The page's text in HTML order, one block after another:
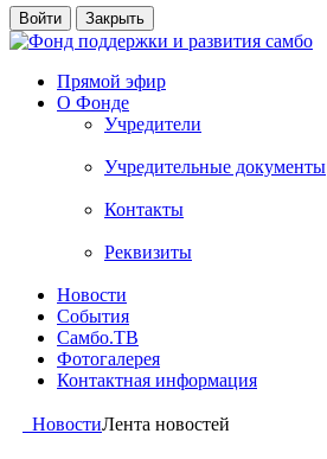
Прямой эфир
О Фонде
Учредители
Учредительные документы
Контакты
Реквизиты
Новости
События
Самбо.ТВ
Фотогалерея
Контактная информация
НовостиЛента новостей